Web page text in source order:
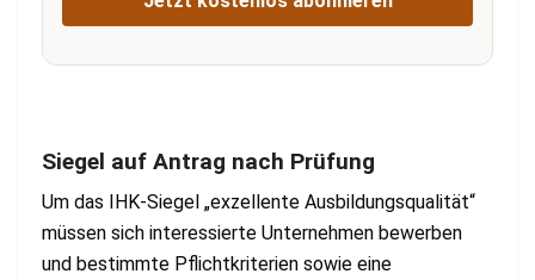
Siegel auf Antrag nach Prüfung
Um das IHK-Siegel „exzellente Ausbildungsqualität“
müssen sich interessierte Unternehmen bewerben
und bestimmte Pflichtkriterien sowie eine